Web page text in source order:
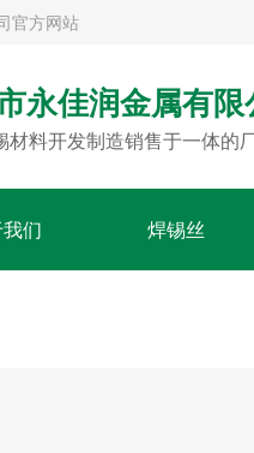
官方网站
永佳润金属有限
材料开发制造销售于一体的
们 焊锡丝